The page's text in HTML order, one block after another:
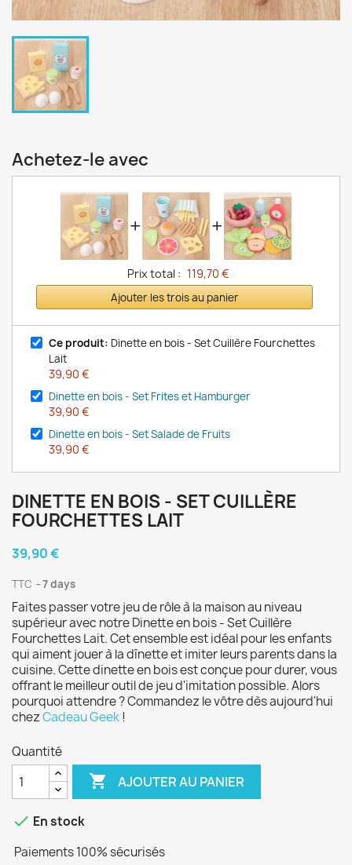
Achetez-le avec
+ +
Prix total : 119,70 €
Ajouter les trois au panier
Ce produit: Dinette en bois - Set Cuillère Fourchettes
Lait
39,90 €
Dinette en bois - Set Frites et Hamburger
39,90 €
Dinette en bois - Set Salade de Fruits
39,90 €
DINETTE EN BOIS - SET CUILLÈRE
FOURCHETTES LAIT
39,90 €
TTC 7 days
Faites passer votre jeu de rôle à la maison au niveau
supérieur avec notre Dinette en bois - Set Cuillère
Fourchettes Lait. Cet ensemble est idéal pour les enfants
qui aiment jouer à la dînette et imiter leurs parents dans la
cuisine. Cette dinette en bois est conçue pour durer, vous
offrant le meilleur outil de jeu d'imitation possible. Alors
pourquoi attendre ? Commandez le vôtre dès aujourd'hui
chezCadeau Geek!
Quantité
 AJOUTER AU PANIER
 En stock
Paiements 100% sécurisés